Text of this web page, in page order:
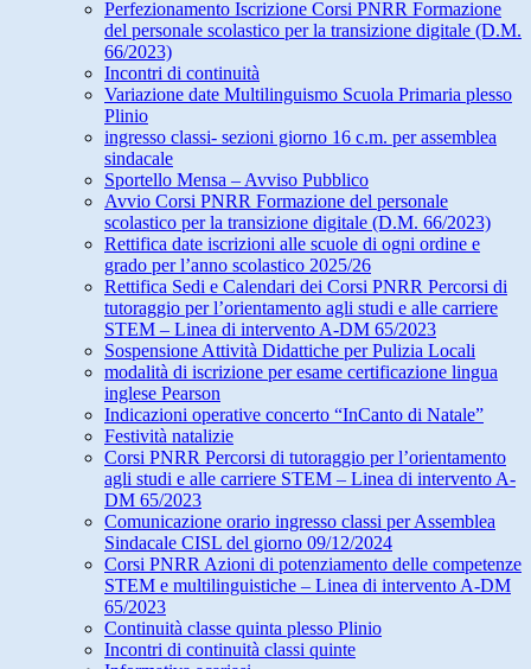
Perfezionamento Iscrizione Corsi PNRR Formazione
del personale scolastico per la transizione digitale (D.M.
66/2023)
Incontri di continuità
Variazione date Multilinguismo Scuola Primaria plesso
Plinio
ingresso classi- sezioni giorno 16 c.m. per assemblea
sindacale
Sportello Mensa – Avviso Pubblico
Avvio Corsi PNRR Formazione del personale
scolastico per la transizione digitale (D.M. 66/2023)
Rettifica date iscrizioni alle scuole di ogni ordine e
grado per l’anno scolastico 2025/26
Rettifica Sedi e Calendari dei Corsi PNRR Percorsi di
tutoraggio per l’orientamento agli studi e alle carriere
STEM – Linea di intervento A-DM 65/2023
Sospensione Attività Didattiche per Pulizia Locali
modalità di iscrizione per esame certificazione lingua
inglese Pearson
Indicazioni operative concerto “InCanto di Natale”
Festività natalizie
Corsi PNRR Percorsi di tutoraggio per l’orientamento
agli studi e alle carriere STEM – Linea di intervento A-
DM 65/2023
Comunicazione orario ingresso classi per Assemblea
Sindacale CISL del giorno 09/12/2024
Corsi PNRR Azioni di potenziamento delle competenze
STEM e multilinguistiche – Linea di intervento A-DM
65/2023
Continuità classe quinta plesso Plinio
Incontri di continuità classi quinte